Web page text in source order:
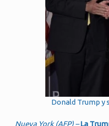
Donald Trump y
Nueva York (AFP) –La